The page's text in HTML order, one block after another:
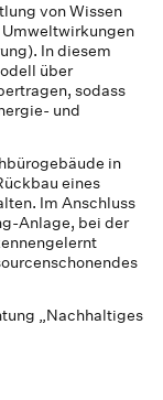
von Wissen
Umweltwirkungen
In diesem
über
sodass
und
in
eines
Im Anschluss
Anlage, bei der
„Nachhaltiges